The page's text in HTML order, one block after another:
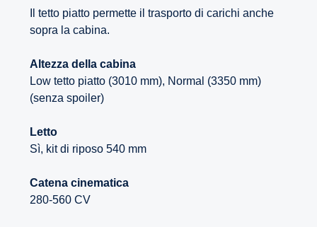
Il tetto piatto permette il trasporto di carichi anche
sopra la cabina.
Altezza della cabina
Low tetto piatto (3010 mm), Normal (3350 mm)
(senza spoiler)
Letto
Sì, kit di riposo 540 mm
Catena cinematica
280-560 CV